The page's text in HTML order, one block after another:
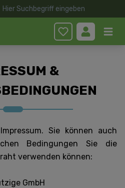
&
Sie können auch
Bedingungen Sie die
verwenden können:
GmbH